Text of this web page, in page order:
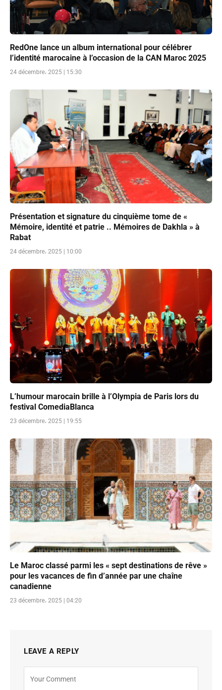
RedOne lance un album international pour célébrer
l’identité marocaine à l’occasion de la CAN Maroc 2025
24 décembre، 2025 | 15:30
Présentation et signature du cinquième tome de «
Mémoire, identité et patrie .. Mémoires de Dakhla » à
Rabat
24 décembre، 2025 | 10:00
L’humour marocain brille à l’Olympia de Paris lors du
festival ComediaBlanca
23 décembre، 2025 | 19:55
Le Maroc classé parmi les « sept destinations de rêve »
pour les vacances de fin d’année par une chaîne
canadienne
23 décembre، 2025 | 04:20
LEAVE A REPLY